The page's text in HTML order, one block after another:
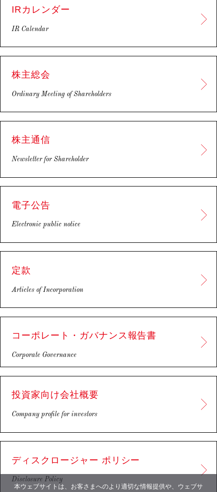
IRカレンダー
IR Calendar
株主総会
Ordinary Meeting of Shareholders
株主通信
Newsletter for Shareholder
電子公告
Electronic public notice
定款
Articles of Incorporation
コーポレート・ガバナンス報告書
Corporate Governance
投資家向け会社概要
Company profile for investors
ディスクロージャー ポリシー
Disclosure Policy
本ウェブサイトは、お客さまへのより適切な情報提供や、ウェブサ